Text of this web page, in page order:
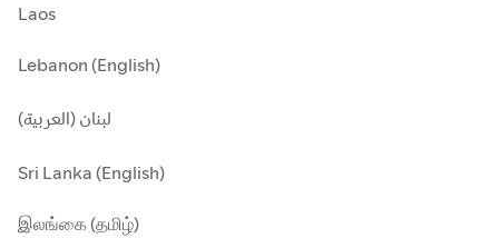
Laos
Lebanon (English)
لبنان (العربية)
Sri Lanka (English)
இலங்கை (தமிழ்)